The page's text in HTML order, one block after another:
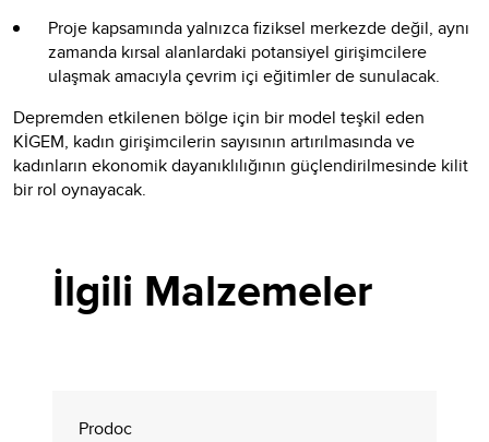
Proje kapsamında yalnızca fiziksel merkezde değil, aynı
zamanda kırsal alanlardaki potansiyel girişimcilere
ulaşmak amacıyla çevrim içi eğitimler de sunulacak.
Depremden etkilenen bölge için bir model teşkil eden
KİGEM, kadın girişimcilerin sayısının artırılmasında ve
kadınların ekonomik dayanıklılığının güçlendirilmesinde kilit
bir rol oynayacak.
İlgili Malzemeler
Prodoc